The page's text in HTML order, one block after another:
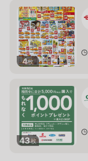
4枚
43枚